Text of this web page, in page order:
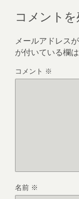
コメント
メールアドレス
が付いている欄
コメント ※
名前 ※